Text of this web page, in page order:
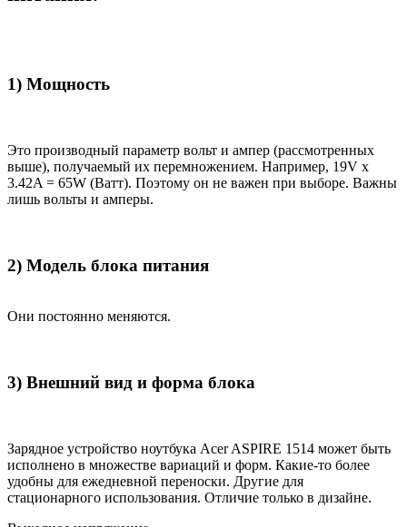
1) Мощность
Это производный параметр вольт и ампер (рассмотренных
выше), получаемый их перемножением. Например, 19V x
3.42A = 65W (Ватт). Поэтому он не важен при выборе. Важны
лишь вольты и амперы.
2) Модель блока питания
Они постоянно меняются.
3) Внешний вид и форма блока
Зарядное устройство ноутбука Acer ASPIRE 1514 может быть
исполнено в множестве вариаций и форм. Какие-то более
удобны для ежедневной переноски. Другие для
стационарного использования. Отличие только в дизайне.